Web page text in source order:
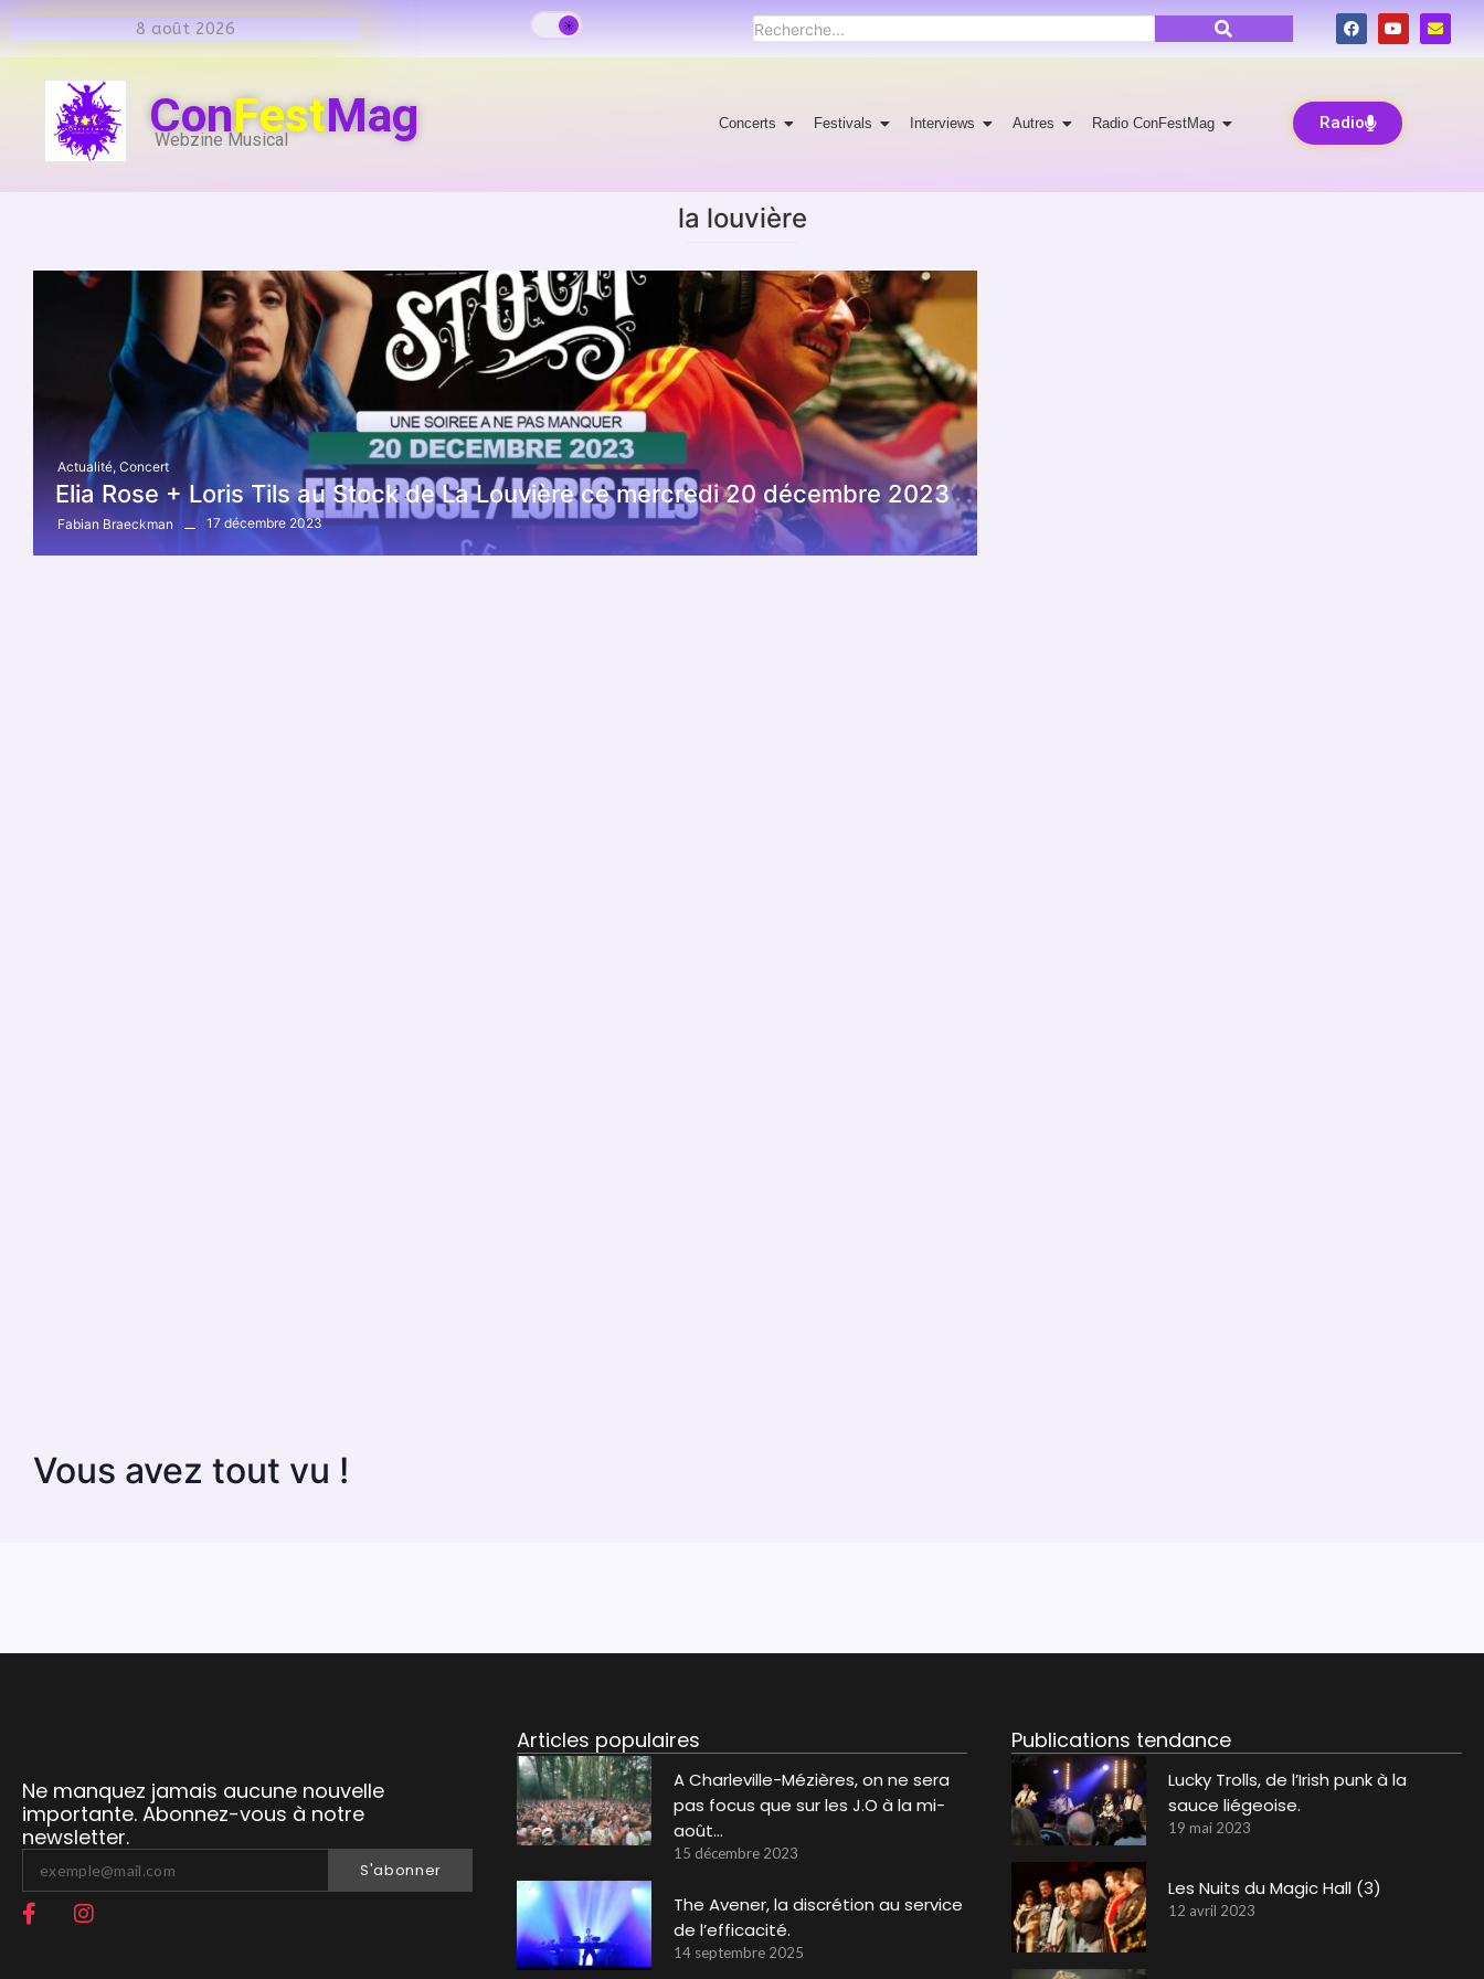
8 août 2026
ConFestMag
Webzine Musical
Concerts Festivals Interviews Autres Radio ConFestMag Radio
la louvière
Actualité, Concert
Elia Rose + Loris Tils au Stock de La Louvière ce mercredi 20 décembre 2023
Fabian Braeckman 17 décembre 2023
Vous avez tout vu !
Ne manquez jamais aucune nouvelle
importante. Abonnez-vous à notre
newsletter.
S'abonner
Articles populaires
A Charleville-Mézières, on ne sera
pas focus que sur les J.O à la mi-
août…
15 décembre 2023
The Avener, la discrétion au service
de l’efficacité.
14 septembre 2025
Publications tendance
Lucky Trolls, de l’Irish punk à la
sauce liégeoise.
19 mai 2023
Les Nuits du Magic Hall (3)
12 avril 2023